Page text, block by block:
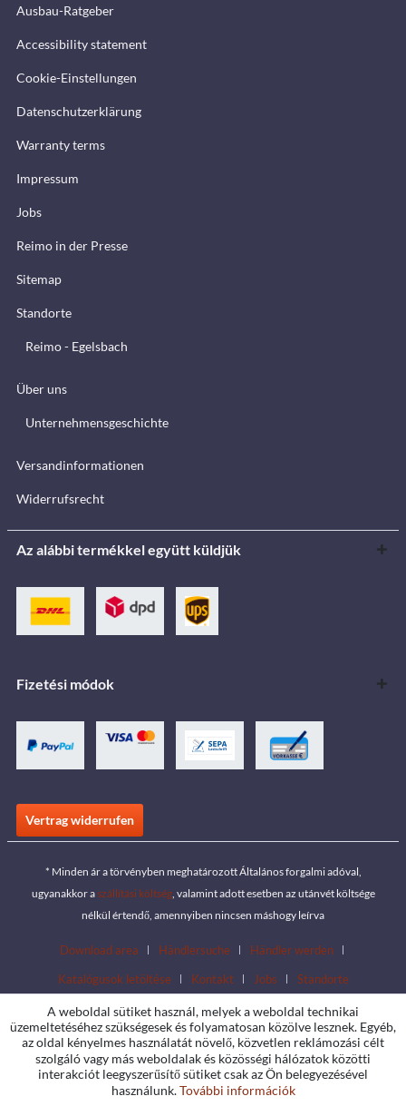
Ausbau-Ratgeber
Accessibility statement
Cookie-Einstellungen
Datenschutzerklärung
Warranty terms
Impressum
Jobs
Reimo in der Presse
Sitemap
Standorte
Reimo - Egelsbach
Über uns
Unternehmensgeschichte
Versandinformationen
Widerrufsrecht
Az alábbi termékkel együtt küldjük
Fizetési módok
Vertrag widerrufen
* Minden ár a törvényben meghatározott Általános forgalmi adóval,
ugyanakkor aszállítási költség, valamint adott esetben az utánvét költsége
nélkül értendő, amennyiben nincsen máshogy leírva
Download area Händlersuche
Händler werden
Katalógusok letöltése
Kontakt Jobs Standorte
A weboldal sütiket használ, melyek a weboldal technikai
üzemeltetéséhez szükségesek és folyamatosan közölve lesznek. Egyéb,
az oldal kényelmes használatát növelő, közvetlen reklámozási célt
szolgáló vagy más weboldalak és közösségi hálózatok közötti
interakciót leegyszerűsítő sütiket csak az Ön belegyezésével
használunk.További információk